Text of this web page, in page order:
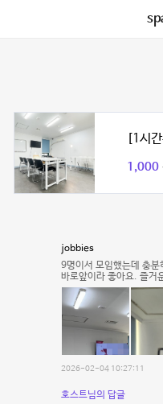
[1시
1,000
jobbies
9명이서 모임했는데 충
바로앞이라 좋아요. 즐거
2026-02-04 10:27:11
호스트님의 답글